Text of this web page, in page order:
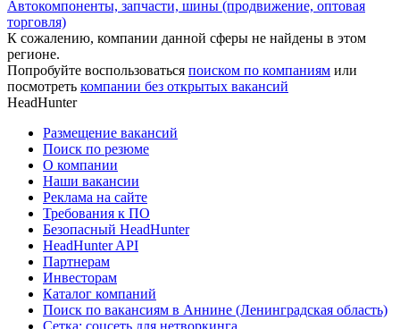
Автокомпоненты, запчасти, шины (продвижение, оптовая
торговля)
К сожалению, компании данной сферы не найдены в этом
регионе.
Попробуйте воспользоваться поиском по компаниям или
посмотреть компании без открытых вакансий
HeadHunter
Размещение вакансий
Поиск по резюме
О компании
Наши вакансии
Реклама на сайте
Требования к ПО
Безопасный HeadHunter
HeadHunter API
Партнерам
Инвесторам
Каталог компаний
Поиск по вакансиям в Аннине (Ленинградская область)
Сетка: соцсеть для нетворкинга